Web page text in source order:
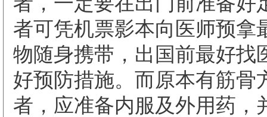
者可凭机票影本向医师预拿
物随身携带，出国前最好找
好预防措施。而原本有筋骨
者，应准备内服及外用药，